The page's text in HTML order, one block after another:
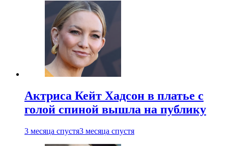
Актриса Кейт Хадсон в платье с
голой спиной вышла на публику
3 месяца спустя3 месяца спустя